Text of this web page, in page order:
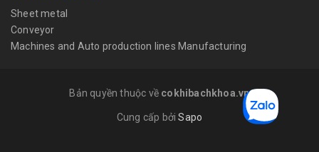
Sheet metal
Conveyor
Machines and Auto production lines Manufacturing
Bản quyền thuộc về cokhibachkhoa.vn
Cung cấp bởiSapo